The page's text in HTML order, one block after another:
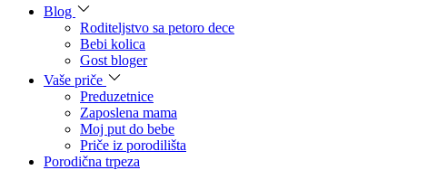
Blog
Roditeljstvo sa petoro dece
Bebi kolica
Gost bloger
Vaše priče
Preduzetnice
Zaposlena mama
Moj put do bebe
Priče iz porodilišta
Porodična trpeza